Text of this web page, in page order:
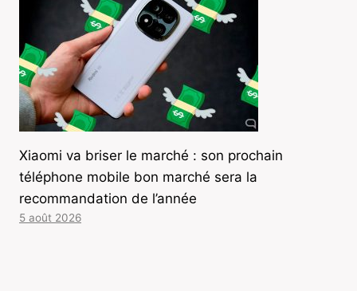
Xiaomi va briser le marché : son prochain
téléphone mobile bon marché sera la
recommandation de l’année
5 août 2026